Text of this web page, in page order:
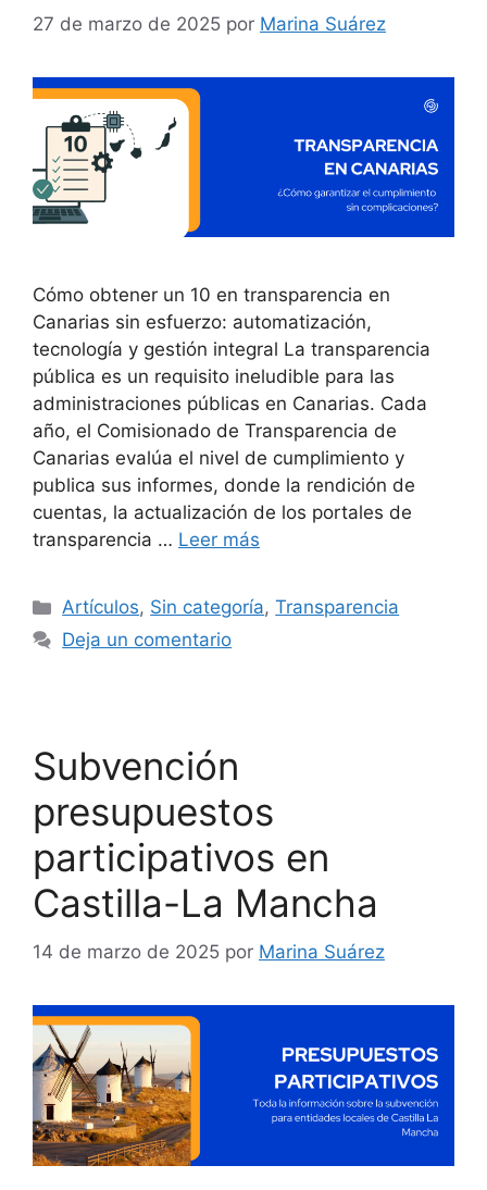
27 de marzo de 2025 por Marina Suárez
Cómo obtener un 10 en transparencia en
Canarias sin esfuerzo: automatización,
tecnología y gestión integral La transparencia
pública es un requisito ineludible para las
administraciones públicas en Canarias. Cada
año, el Comisionado de Transparencia de
Canarias evalúa el nivel de cumplimiento y
publica sus informes, donde la rendición de
cuentas, la actualización de los portales de
transparencia … Leer más
Artículos, Sin categoría,Transparencia
Deja un comentario
Subvención
presupuestos
participativos en
Castilla-La Mancha
14 de marzo de 2025 por Marina Suárez